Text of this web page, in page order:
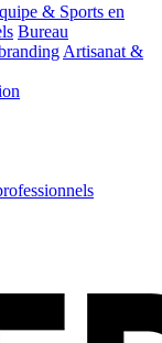
& Sports en
Bureau
Artisanat &